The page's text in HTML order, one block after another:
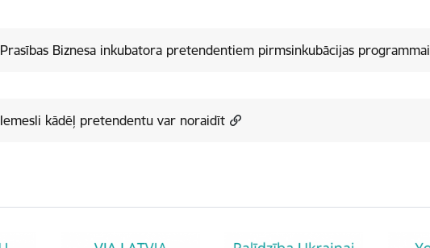
Prasības Biznesa inkubatora pretendentiem pirmsinkubācijas programmai
Iemesli kādēļ pretendentu var noraidīt